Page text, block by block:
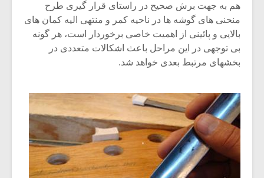
هم به جهت برش صحیح در راستای قرار گیری طرح
منحنی های گوشه ها در ناحیه کمر و منتهی الیه کمان های
بالایی و پائینی از اهمیت خاصی برخوردار است، هر گونه
بی توجهی در این مراحل باعث اشکالات متعددی در
بخشهای مرتبط بعدی خواهد شد.